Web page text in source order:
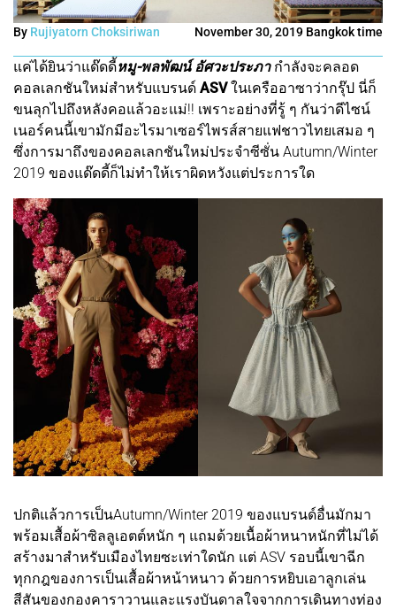
By Rujiyatorn Choksiriwan November 30, 2019 Bangkok time
แค่ได้ยินว่าแด๊ดดี้หมู-พลพัฒน์ อัศวะประภา กำลังจะคลอด
คอลเลกชันใหม่สำหรับแบรนด์ ASVในเครืออาซาว่ากรุ๊ป นี่ก็
ขนลุกไปถึงหลังคอแล้วอะแม่!! เพราะอย่างที่รู้ ๆ กันว่าดีไซน์
เนอร์คนนี้เขามักมีอะไรมาเซอร์ไพรส์สายแฟชาวไทยเสมอ ๆ
ซึ่งการมาถึงของคอลเลกชันใหม่ประจำซีซั่น Autumn/Winter
2019 ของแด๊ดดี้ก็ไม่ทำให้เราผิดหวังแต่ประการใด
ปกติแล้วการเป็นAutumn/Winter 2019 ของแบรนด์อื่นมักมา
พร้อมเสื้อผ้าซิลลูเอตต์หนัก ๆ แถมด้วยเนื้อผ้าหนาหนักที่ไม่ได้
สร้างมาสำหรับเมืองไทยซะเท่าใดนัก แต่ ASV รอบนี้เขาฉีก
ทุกกฎของการเป็นเสื้อผ้าหน้าหนาว ด้วยการหยิบเอาลูกเล่น
สีสันของกองคาราวานและแรงบันดาลใจจากการเดินทางท่อง